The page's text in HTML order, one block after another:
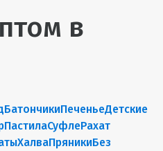
в
БатончикиПеченьеДетские
ПастилаСуфлеРахат
ХалваПряникиБез